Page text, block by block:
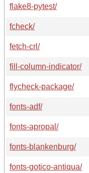
flake8-pytest/
fcheck/
fetch-crl/
fill-column-indicator/
flycheck-package/
fonts-adf/
fonts-apropal/
fonts-blankenburg/
fonts-gotico-antiqua/